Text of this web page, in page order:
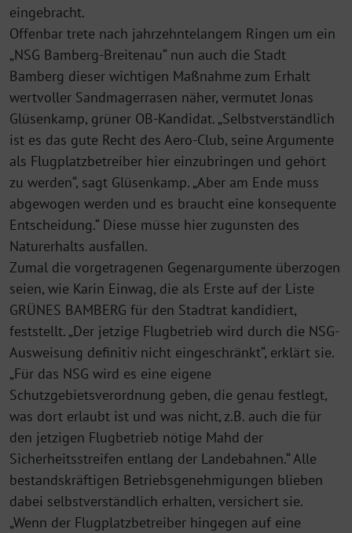
eingebracht.
Offenbar trete nach jahrzehntelangem Ringen um ein
„NSG Bamberg-Breitenau“ nun auch die Stadt
Bamberg dieser wichtigen Maßnahme zum Erhalt
wertvoller Sandmagerrasen näher, vermutet Jonas
Glüsenkamp, grüner OB-Kandidat. „Selbstverständlich
ist es das gute Recht des Aero-Club, seine Argumente
als Flugplatzbetreiber hier einzubringen und gehört
zu werden“, sagt Glüsenkamp. „Aber am Ende muss
abgewogen werden und es braucht eine konsequente
Entscheidung.“ Diese müsse hier zugunsten des
Naturerhalts ausfallen.
Zumal die vorgetragenen Gegenargumente überzogen
seien, wie Karin Einwag, die als Erste auf der Liste
GRÜNES BAMBERG für den Stadtrat kandidiert,
feststellt. „Der jetzige Flugbetrieb wird durch die NSG-
Ausweisung definitiv nicht eingeschränkt“, erklärt sie.
„Für das NSG wird es eine eigene
Schutzgebietsverordnung geben, die genau festlegt,
was dort erlaubt ist und was nicht, z.B. auch die für
den jetzigen Flugbetrieb nötige Mahd der
Sicherheitsstreifen entlang der Landebahnen.“ Alle
bestandskräftigen Betriebsgenehmigungen blieben
dabei selbstverständlich erhalten, versichert sie.
„Wenn der Flugplatzbetreiber hingegen auf eine